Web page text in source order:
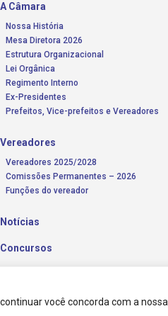
você concorda com a nossa
A Câmara
Nossa História
Mesa Diretora 2026
Estrutura Organizacional
Lei Orgânica
Regimento Interno
Ex-Presidentes
Prefeitos, Vice-prefeitos e Vereadores
Vereadores
Vereadores 2025/2028
Comissões Permanentes – 2026
Funções do vereador
Notícias
Concursos
Contato